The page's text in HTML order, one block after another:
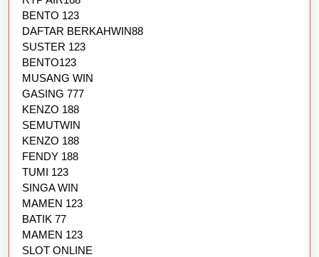
BENTO 123
DAFTAR BERKAHWIN88
SUSTER 123
BENTO123
MUSANG WIN
GASING 777
KENZO 188
SEMUTWIN
KENZO 188
FENDY 188
TUMI 123
SINGA WIN
MAMEN 123
BATIK 77
MAMEN 123
SLOT ONLINE